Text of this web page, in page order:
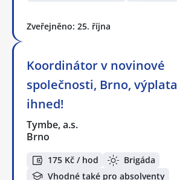
Zveřejněno: 25. října
Koordinátor v novinové
společnosti, Brno, výplata
ihned!
Tymbe, a.s.
Brno
175 Kč / hod
Brigáda
Vhodné také pro absolventy